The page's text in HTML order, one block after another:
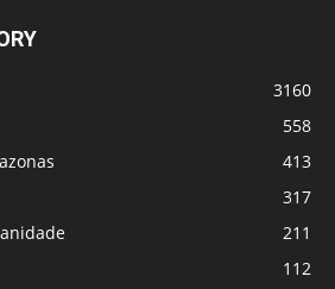
3160
558
413
317
211
112